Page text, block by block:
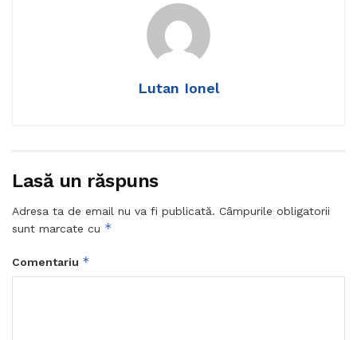
Lutan Ionel
Lasă un răspuns
Adresa ta de email nu va fi publicată. Câmpurile obligatorii
sunt marcate cu *
Comentariu *